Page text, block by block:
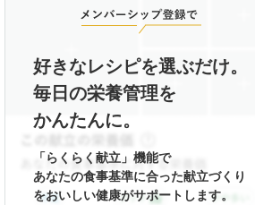
好きなレシピを選ぶだけ。
毎日の栄養管理を
かんたんに。
「らくらく献立」機能で
あなたの食事基準に合った献立づくり
をおいしい健康がサポートします。